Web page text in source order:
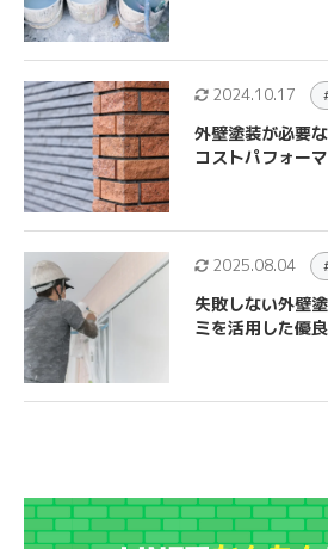
2024.10.17
外壁塗装が必要
コストパフォー
2025.08.04
失敗しない外壁
ミを活用した優